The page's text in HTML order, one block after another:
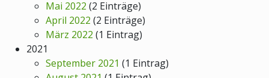
Mai 2022 (2 Einträge)
April 2022 (2 Einträge)
März 2022 (1 Eintrag)
2021
September 2021 (1 Eintrag)